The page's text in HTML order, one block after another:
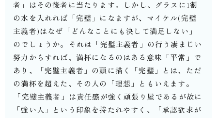
者」はその後者に当たります。⁡しかし、グラスに1割
の水を入れれば「完璧」になますが、マイケル(完璧
主義者)はなぜ「どんなことにも決して満足しない」
のでしょうか。⁡それは「完璧主義者」の行う凄まじい
努力からすれば、満杯になるのはある意味「平常」で
あり、「完璧主義者」の頭に描く「完璧」とは、ただ
の満杯を超えた、その人の「理想」ともいえます。
⁡「完璧主義者」は責任感が強く頑張り屋であるが故に
「強い人」という印象を持たれやすく、「承認欲求が